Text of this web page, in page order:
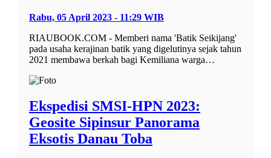
Rabu, 05 April 2023 - 11:29 WIB
RIAUBOOK.COM - Memberi nama 'Batik Seikijang'
pada usaha kerajinan batik yang digelutinya sejak tahun
2021 membawa berkah bagi Kemiliana warga…
Ekspedisi SMSI-HPN 2023:
Geosite Sipinsur Panorama
Eksotis Danau Toba